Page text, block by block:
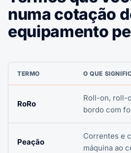
numa cotação
equipamento
TERMO O QUE
RoRo
Roll-on, roll-
bordo com
Peação
Correntes e
máquina ao